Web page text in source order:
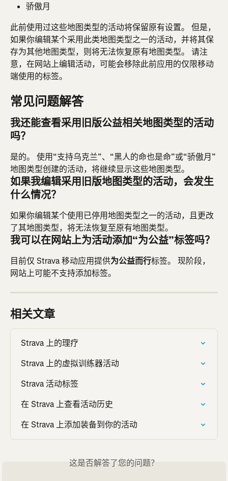
骄傲月
此前使用过这些地图类型的活动将保留原有设置。 但是，
如果你编辑某个采用此类地图类型之一的活动，并将其保
存为其他地图类型，则将无法恢复原有地图类型。 请注
意，在网站上编辑活动，可能会移除此前应用的仅限移动
端使用的标签。
常见问题解答
我还能查看采用旧版公益相关地图类型的活动
吗？
是的。 使用“支持乌克兰”、“黑人的命也是命”或“骄傲月”
地图类型创建的活动，将继续显示这些地图类型。
如果我编辑采用旧版地图类型的活动，会发生
什么情况？
如果你编辑某个使用已停用地图类型之一的活动，且更改
了其地图类型，将无法恢复至原有地图类型。
我可以在网站上为活动添加“为公益”标签吗？
目前仅 Strava 移动应用提供为公益而行标签。 现阶段，
网站上可能不支持添加标签。
相关文章
Strava 上的理疗
Strava 上的虚拟训练器活动
Strava 活动标签
在 Strava 上查看活动历史
在 Strava 上添加装备到你的活动
这是否解答了您的问题？